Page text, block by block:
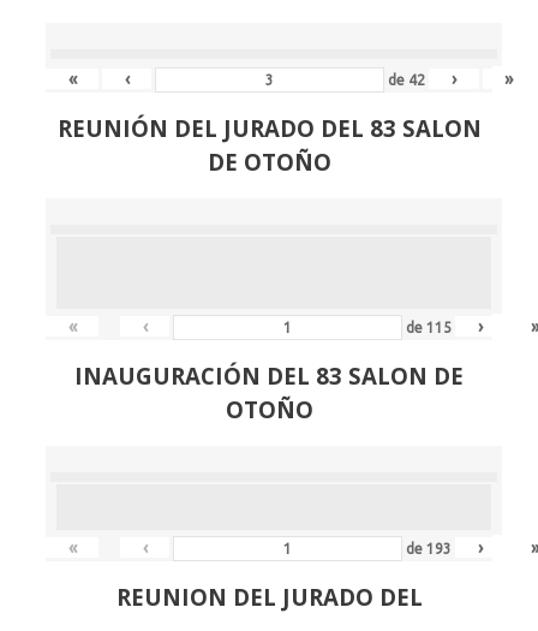
« ‹ de 42 › »
REUNIÓN DEL JURADO DEL 83 SALON
DE OTOÑO
« ‹ de115 ›
INAUGURACIÓN DEL 83 SALON DE
OTOÑO
« ‹ de193 ›
REUNION DEL JURADO DEL